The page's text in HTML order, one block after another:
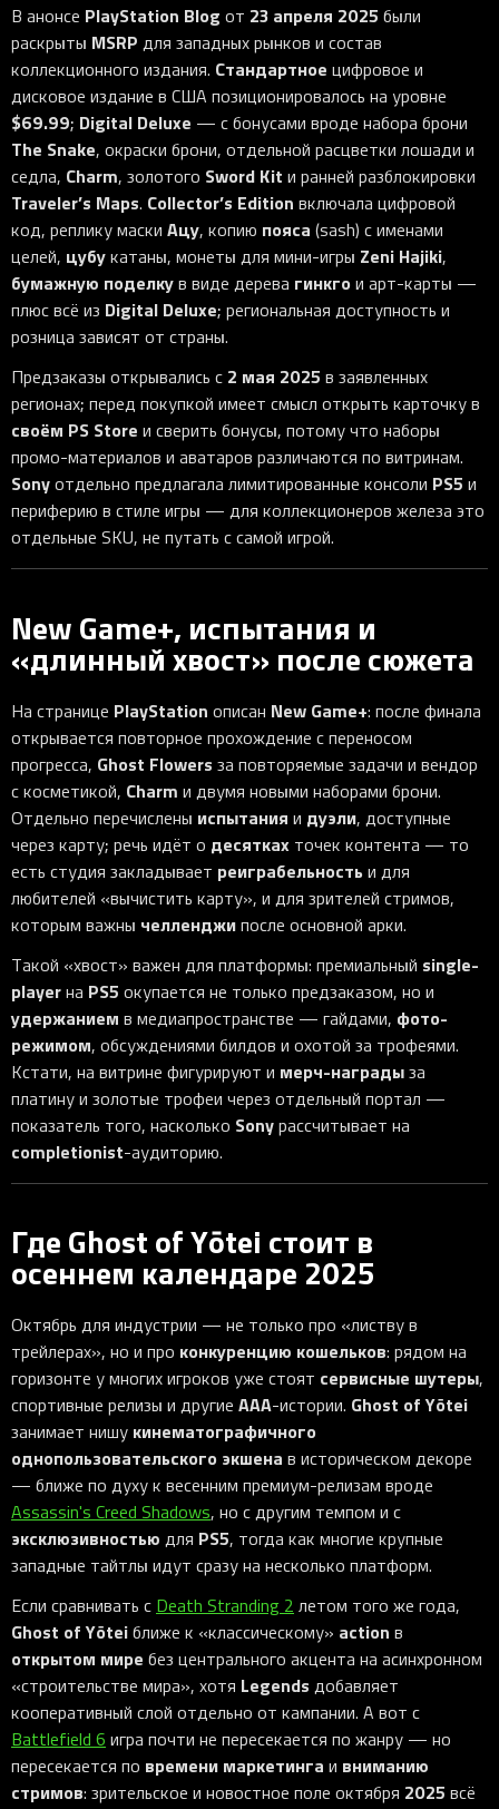
В анонсе PlayStation Blog от 23 апреля 2025 были
раскрыты MSRP для западных рынков и состав
коллекционного издания. Стандартное цифровое и
дисковое издание в США позиционировалось на уровне
$69.99; Digital Deluxe — с бонусами вроде набора брони
The Snake, окраски брони, отдельной расцветки лошади и
седла, Charm, золотого Sword Kit и ранней разблокировки
Traveler’s Maps. Collector’s Edition включала цифровой
код, реплику маски Ацу, копию пояса (sash) с именами
целей, цубукатаны, монеты для мини-игры Zeni Hajiki,
бумажную поделкув виде дерева гинкгои арт-карты —
плюс всё из Digital Deluxe; региональная доступность и
розница зависят от страны.
Предзаказы открывались с 2 мая 2025 в заявленных
регионах; перед покупкой имеет смысл открыть карточку в
своём PS Store и сверить бонусы, потому что наборы
промо-материалов и аватаров различаются по витринам.
Sonyотдельно предлагала лимитированные консоли PS5 и
периферию в стиле игры — для коллекционеров железа это
отдельные SKU, не путать с самой игрой.
New Game+, испытания и
«длинный хвост» после сюжета
На странице PlayStation описан New Game+: после финала
открывается повторное прохождение с переносом
прогресса, Ghost Flowers за повторяемые задачи и вендор
с косметикой, Charm и двумя новыми наборами брони.
Отдельно перечислены испытания и дуэли, доступные
через карту; речь идёт о десятках точек контента — то
есть студия закладывает реиграбельностьи для
любителей «вычистить карту», и для зрителей стримов,
которым важны челленджипосле основной арки.
Такой «хвост» важен для платформы: премиальный single-
playerна PS5 окупается не только предзаказом, но и
удержанием в медиапространстве — гайдами, фото-
режимом, обсуждениями билдов и охотой за трофеями.
Кстати, на витрине фигурируют и мерч-наградыза
платину и золотые трофеи через отдельный портал —
показатель того, насколько Sonyрассчитывает на
completionist-аудиторию.
Где Ghost of Yōtei стоит в
осеннем календаре 2025
Октябрь для индустрии — не только про «листву в
трейлерах», но и про конкуренцию кошельков: рядом на
горизонте у многих игроков уже стоят сервисные шутеры,
спортивные релизы и другие AAA-истории. Ghost of Yōtei
занимает нишу кинематографичного
однопользовательского экшена в историческом декоре
— ближе по духу к весенним премиум-релизам вроде
Assassin's Creed Shadows, но с другим темпом и с
эксклюзивностью для PS5, тогда как многие крупные
западные тайтлы идут сразу на несколько платформ.
Если сравнивать с Death Stranding 2 летом того же года,
Ghost of Yōteiближе к «классическому» action в
открытом мире без центрального акцента на асинхронном
«строительстве мира», хотя Legends добавляет
кооперативный слой отдельно от кампании. А вот с
Battlefield 6 игра почти не пересекается по жанру — но
пересекается по времени маркетинга и вниманию
стримов: зрительское и новостное поле октября 2025 всё